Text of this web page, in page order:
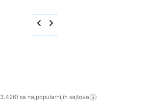
sa najpopularnijih sajtova